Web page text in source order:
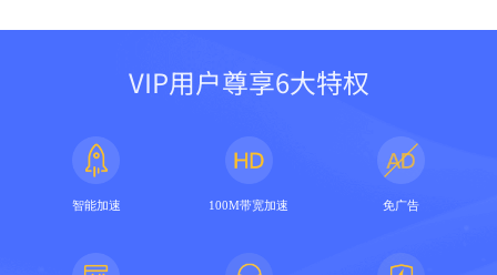
VIP用户尊享6大特权
智能加速 100M带宽加速 免广告